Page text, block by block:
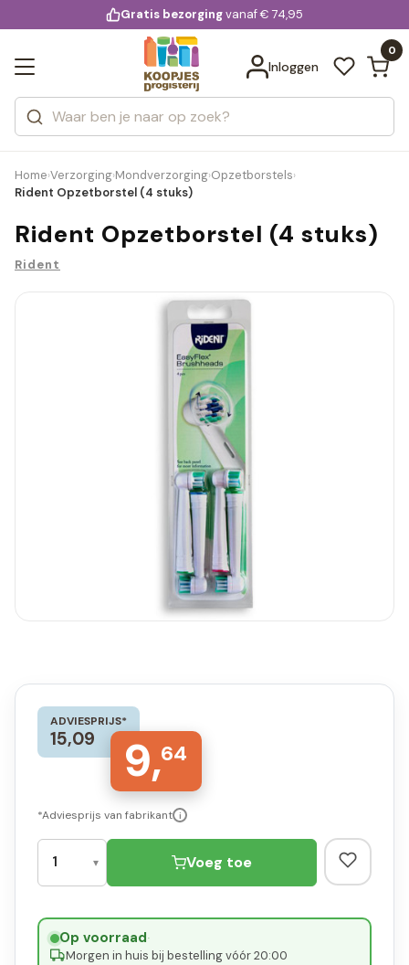
voor 20:00 uur besteld
Gratis bezorgingvanaf € 74,95
Inloggen
0
Zoeken
Categorieën
Merken
Bekijk alle resultaten
Home›Verzorging›Mondverzorging›Opzetborstels›
Rident Opzetborstel (4 stuks)
Rident Opzetborstel (4 stuks)
Rident
ADVIESPRIJS*
15,09 9,64
*Adviesprijs van fabrikant i
Voeg toe
Op voorraad·
Morgen in huis bij bestelling vóór 20:00